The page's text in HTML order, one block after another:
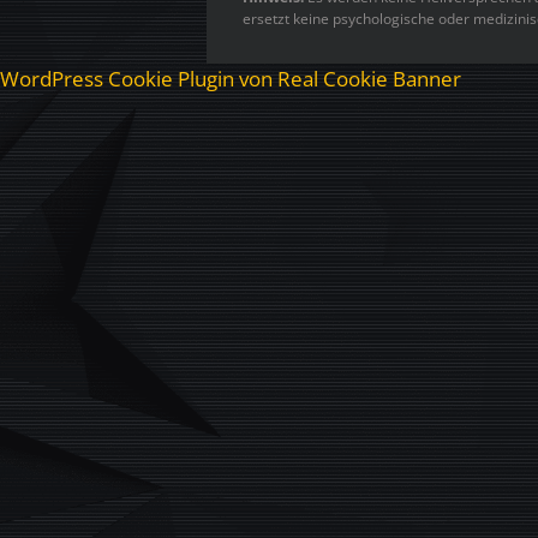
ersetzt keine psychologische oder
WordPress Cookie Plugin von Real Cookie Banner